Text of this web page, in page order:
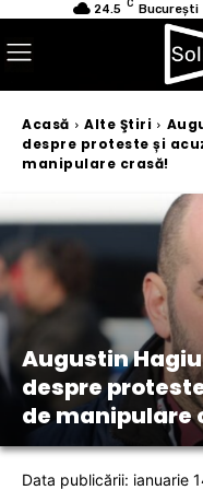
24.5 C București
Acasă Alte Ştiri
despre proteste și
manipulare crasă!
Augustin
despre
de manipulare
Data publicării: ianuarie